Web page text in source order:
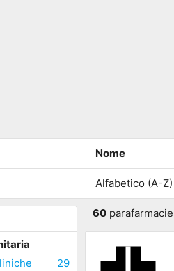
Nome
Alfabetico (A-Z)
29
60 parafarmacie